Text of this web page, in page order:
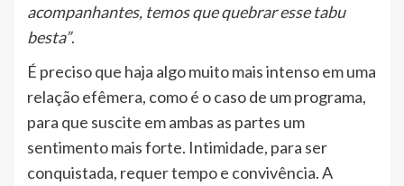
acompanhantes, temos que quebrar esse tabu
besta”.
É preciso que haja algo muito mais intenso em uma
relação efêmera, como é o caso de um programa,
para que suscite em ambas as partes um
sentimento mais forte. Intimidade, para ser
conquistada, requer tempo e convivência. A